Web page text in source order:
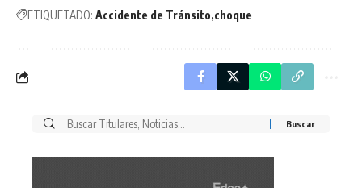
ETIQUETADO: Accidente de Tránsito choque
Buscar